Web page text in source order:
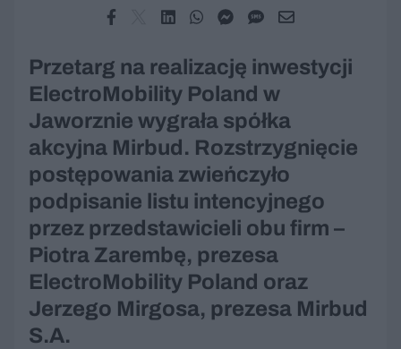
Przetarg na realizację inwestycji
ElectroMobility Poland w
Jaworznie wygrała spółka
akcyjna Mirbud. Rozstrzygnięcie
postępowania zwieńczyło
podpisanie listu intencyjnego
przez przedstawicieli obu firm –
Piotra Zarembę, prezesa
ElectroMobility Poland oraz
Jerzego Mirgosa, prezesa Mirbud
S.A.